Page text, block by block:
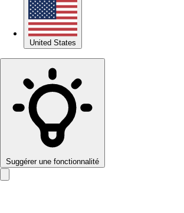
United States
Suggérer une fonctionnalité